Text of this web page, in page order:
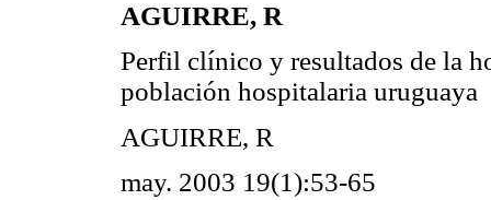
AGUIRRE, R
Perfil clínico y resultados de la
población hospitalaria uruguaya
AGUIRRE, R
may. 2003 19(1):53-65